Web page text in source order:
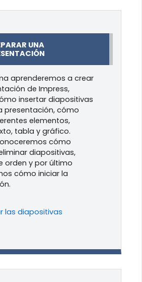
UNA
aprenderemos a crear
de Impress,
insertar diapositivas
presentación, cómo
elementos,
tabla y gráfico.
cómo
diapositivas,
orden y por último
cómo iniciar la
las diapositivas